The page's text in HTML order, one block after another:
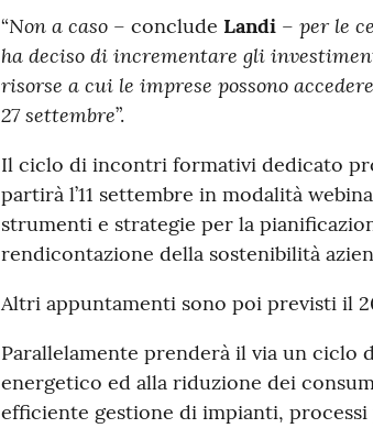
“Non a caso– conclude Landi– per le
ha deciso di incrementare gli
risorse a cui le imprese possono
27 settembre”.
Il ciclo di incontri formativi dedicato
partirà l’11 settembre in modalità
strumenti e strategie per la
rendicontazione della sostenibilità
Altri appuntamenti sono poi previsti il
Parallelamente prenderà il via un ciclo
energetico ed alla riduzione dei
efficiente gestione di impianti,